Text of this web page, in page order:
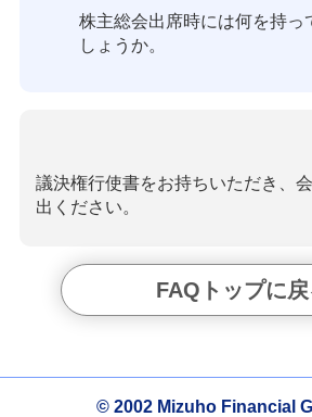
株主総会出席時には何を持っ
しょうか。
議決権行使書をお持ちいただき、
出ください。
FAQトップに戻
© 2002 Mizuho Financial